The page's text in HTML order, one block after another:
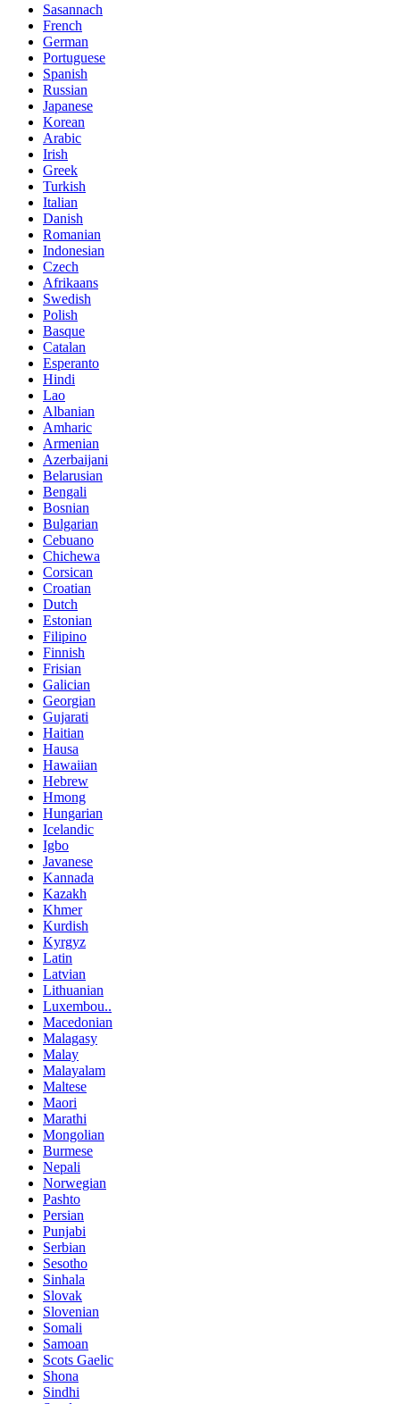
Sasannach
French
German
Portuguese
Spanish
Russian
Japanese
Korean
Arabic
Irish
Greek
Turkish
Italian
Danish
Romanian
Indonesian
Czech
Afrikaans
Swedish
Polish
Basque
Catalan
Esperanto
Hindi
Lao
Albanian
Amharic
Armenian
Azerbaijani
Belarusian
Bengali
Bosnian
Bulgarian
Cebuano
Chichewa
Corsican
Croatian
Dutch
Estonian
Filipino
Finnish
Frisian
Galician
Georgian
Gujarati
Haitian
Hausa
Hawaiian
Hebrew
Hmong
Hungarian
Icelandic
Igbo
Javanese
Kannada
Kazakh
Khmer
Kurdish
Kyrgyz
Latin
Latvian
Lithuanian
Luxembou..
Macedonian
Malagasy
Malay
Malayalam
Maltese
Maori
Marathi
Mongolian
Burmese
Nepali
Norwegian
Pashto
Persian
Punjabi
Serbian
Sesotho
Sinhala
Slovak
Slovenian
Somali
Samoan
Scots Gaelic
Shona
Sindhi